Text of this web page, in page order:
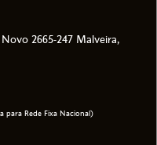
2665-247 Malveira,
para Rede Fixa Nacional)